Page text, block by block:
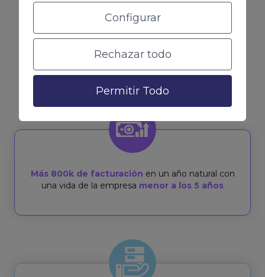
Configurar
Rechazar todo
Permitir Todo
En Coco Solution hemos conseguido escalar el
negocio en menos de 5 años hasta más de 800K
de facturación anuales y queremos hacerte
escalar con nosotros
Más 800k de facturación en un año natural con
una vida de la empresa menor a los 5 años